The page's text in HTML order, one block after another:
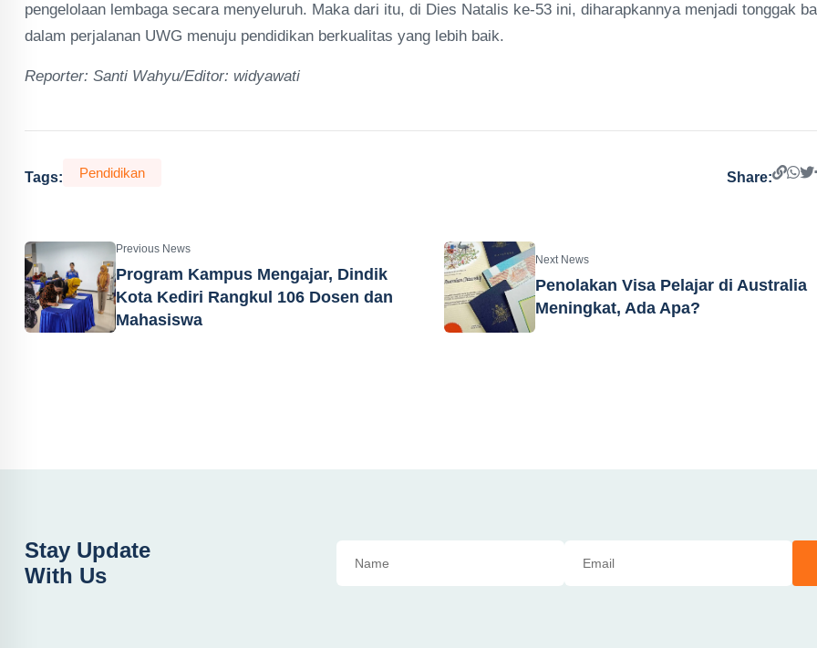
pengelolaan lembaga secara menyeluruh. Maka dari itu, di Dies Natalis ke-53 ini, diharapkannya menjadi tonggak
dalam perjalanan UWG menuju pendidikan berkualitas yang lebih baik.
Reporter: Santi Wahyu/Editor: widyawati
Tags: Pendidikan Share:
Previous News
Program Kampus Mengajar, Dindik
Kota Kediri Rangkul 106 Dosen dan
Mahasiswa
Next News
Penolakan Visa Pelajar di Australia
Meningkat, Ada Apa?
Stay Update
With Us